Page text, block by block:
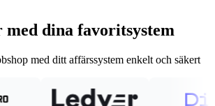
dina favoritsystem
med ditt affärssystem enkelt och säkert